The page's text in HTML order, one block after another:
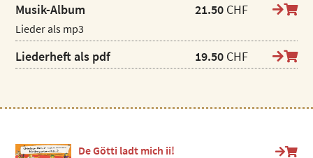
Musik-Album 21.50 CHF
Lieder als mp3
Liederheft als pdf 19.50 CHF
De Götti ladt mich ii!